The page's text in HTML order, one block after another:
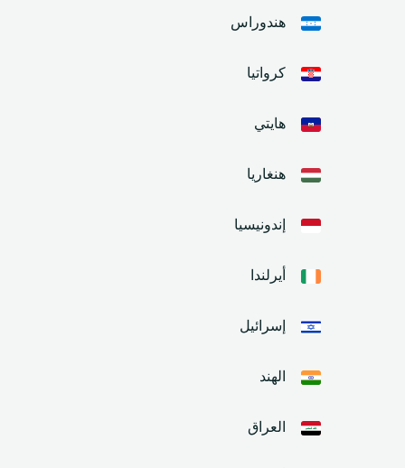
هندوراس
كرواتيا
هايتي
هنغاريا
إندونيسيا
أيرلندا
إسرائيل
الهند
العراق